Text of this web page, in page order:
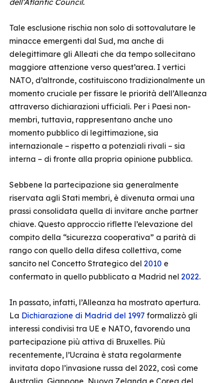
dell’Atlantic Council.
Tale esclusione rischia non solo di sottovalutare le
minacce emergenti dal Sud, ma anche di
delegittimare gli Alleati che da tempo sollecitano
maggiore attenzione verso quest’area. I vertici
NATO, d’altronde, costituiscono tradizionalmente un
momento cruciale per fissare le priorità dell’Alleanza
attraverso dichiarazioni ufficiali. Per i Paesi non-
membri, tuttavia, rappresentano anche uno
momento pubblico di legittimazione, sia
internazionale – rispetto a potenziali rivali – sia
interna – di fronte alla propria opinione pubblica.
Sebbene la partecipazione sia generalmente
riservata agli Stati membri, è divenuta ormai una
prassi consolidata quella di invitare anche partner
chiave. Questo approccio riflette l’elevazione del
compito della “sicurezza cooperativa” a parità di
rango con quello della difesa collettiva, come
sancito nel Concetto Strategico del 2010 e
confermato in quello pubblicato a Madrid nel 2022.
In passato, infatti, l’Alleanza ha mostrato apertura.
La Dichiarazione di Madrid del 1997 formalizzò gli
interessi condivisi tra UE e NATO, favorendo una
partecipazione più attiva di Bruxelles. Più
recentemente, l’Ucraina è stata regolarmente
invitata dopo l’invasione russa del 2022, così come
Australia, Giappone, Nuova Zelanda e Corea del